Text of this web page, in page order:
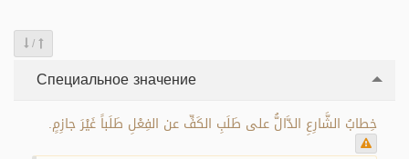
/
Специальное значение
خِطابُ الشَّارِعِ الدَّالُّ على طَلَبِ الكَفِّ عن الفِعْلِ طَلَباً غَيْرَ جازِمٍ.